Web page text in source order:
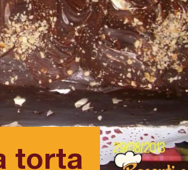
torta